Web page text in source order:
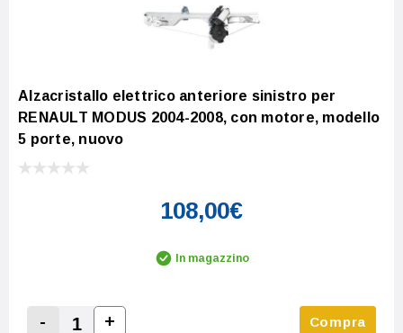
Alzacristallo elettrico anteriore sinistro per
RENAULT MODUS 2004-2008, con motore, modello
5 porte, nuovo
108,00€
In magazzino
- + Compra